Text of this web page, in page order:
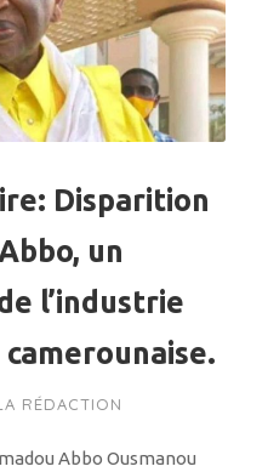
Disparition
un
l’industrie
RÉDACTION
Abbo Ousmanou